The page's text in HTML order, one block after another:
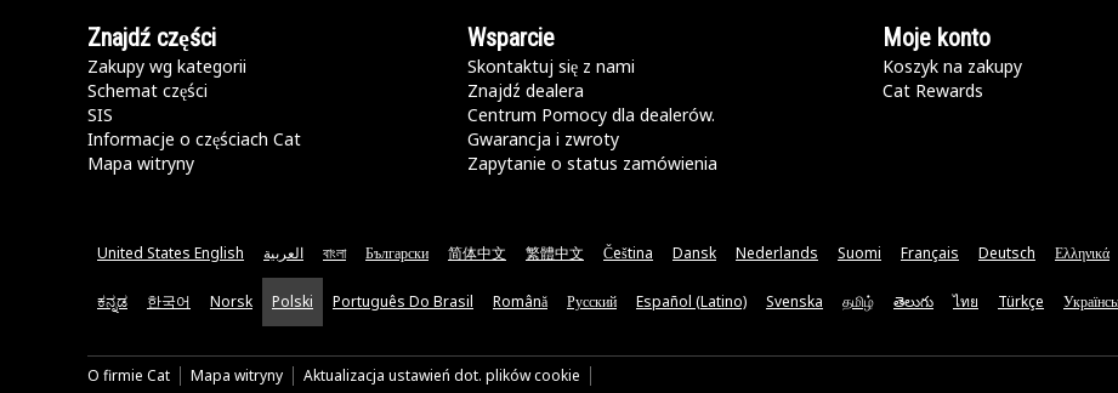
Znajdź części
Zakupy wg kategorii
Schemat części
SIS
Informacje o częściach Cat
Mapa witryny
Wsparcie
Skontaktuj się z nami
Znajdź dealera
Centrum Pomocy dla dealerów.
Gwarancja i zwroty
Zapytanie o status zamówienia
Moje konto
Koszyk na zakupy
Cat Rewards
United States English العربية বাংলা Български 简体中文 繁體中文 Čeština Dansk Nederlands Suomi Français Deutsch Ελληνικά
ಕನ್ನಡ 한국어 Norsk Polski Português Do Brasil Română Русский Español (Latino) Svenska தமிழ் తెలుగు ไทย Türkçe
O firmie Cat Mapa witryny Aktualizacja ustawień dot. plików cookie